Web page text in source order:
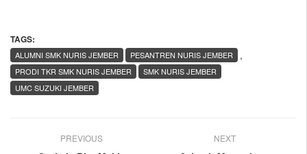
TAGS:
,
ALUMNI SMK NURIS JEMBER
PESANTREN NURIS JEMBER
PRODI TKR SMK NURIS JEMBER
SMK NURIS JEMBER
UMC SUZUKI JEMBER
PREVIOUS NEXT